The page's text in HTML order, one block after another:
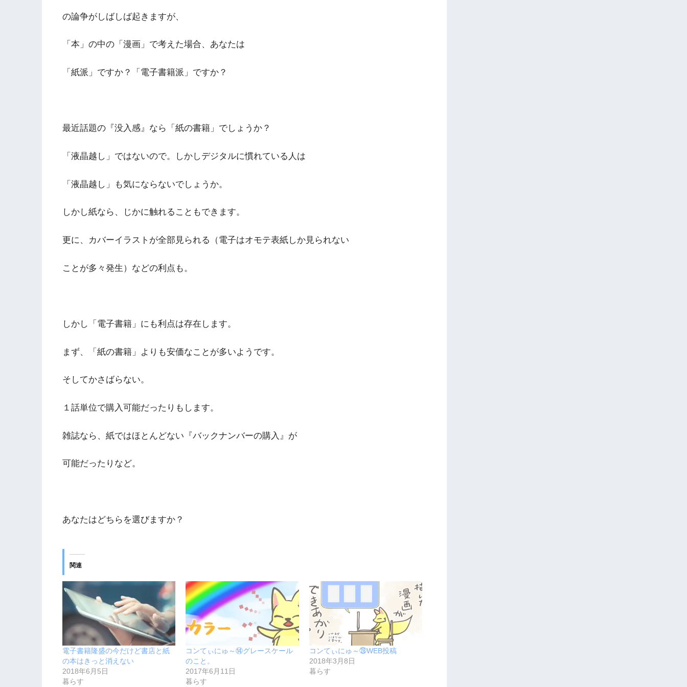
の論争がしばしば起きますが、
「本」の中の「漫画」で考えた場合、あなたは
「紙派」ですか？「電子書籍派」ですか？
最近話題の『没入感』なら「紙の書籍」でしょうか？
「液晶越し」ではないので。しかしデジタルに慣れている人は
「液晶越し」も気にならないでしょうか。
しかし紙なら、じかに触れることもできます。
更に、カバーイラストが全部見られる（電子はオモテ表紙しか見られない
ことが多々発生）などの利点も。
しかし「電子書籍」にも利点は存在します。
まず、「紙の書籍」よりも安価なことが多いようです。
そしてかさばらない。
１話単位で購入可能だったりもします。
雑誌なら、紙ではほとんどない『バックナンバーの購入』が
可能だったりなど。
あなたはどちらを選びますか？
関連
電子書籍隆盛の今だけど書店と紙
の本はきっと消えない
2018年6月5日
暮らす
コンてぃにゅ～⑭グレースケール
のこと。
2017年6月11日
暮らす
コンてぃにゅ～㉘WEB投稿
2018年3月8日
暮らす